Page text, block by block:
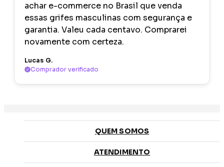
achar e-commerce no Brasil que venda
essas grifes masculinas com segurança e
garantia. Valeu cada centavo. Comprarei
novamente com certeza.
Lucas G.
Comprador verificado
QUEM SOMOS
ATENDIMENTO